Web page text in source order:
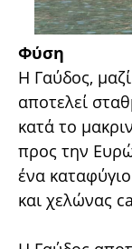
Φύση
Η Γαύδος,
αποτελεί
κατά το
προς την
ένα
και χελώνας